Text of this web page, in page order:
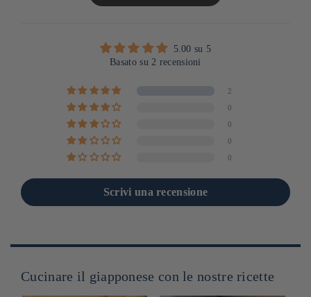
5.00 su 5
Basato su 2 recensioni
2
0
0
0
0
Scrivi una recensione
Cucinare il giapponese con le nostre ricette